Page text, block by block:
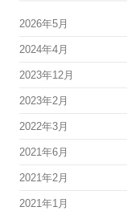
2026年5月
2024年4月
2023年12月
2023年2月
2022年3月
2021年6月
2021年2月
2021年1月